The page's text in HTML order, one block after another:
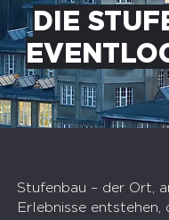
Stufenbau – der Ort,
Erlebnisse entstehen,
DIE